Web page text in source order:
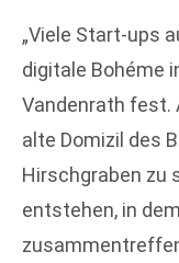
„Viele Start-ups
digitale Bohéme
Vandenrath fest.
alte Domizil des
Hirschgraben zu
entstehen, in